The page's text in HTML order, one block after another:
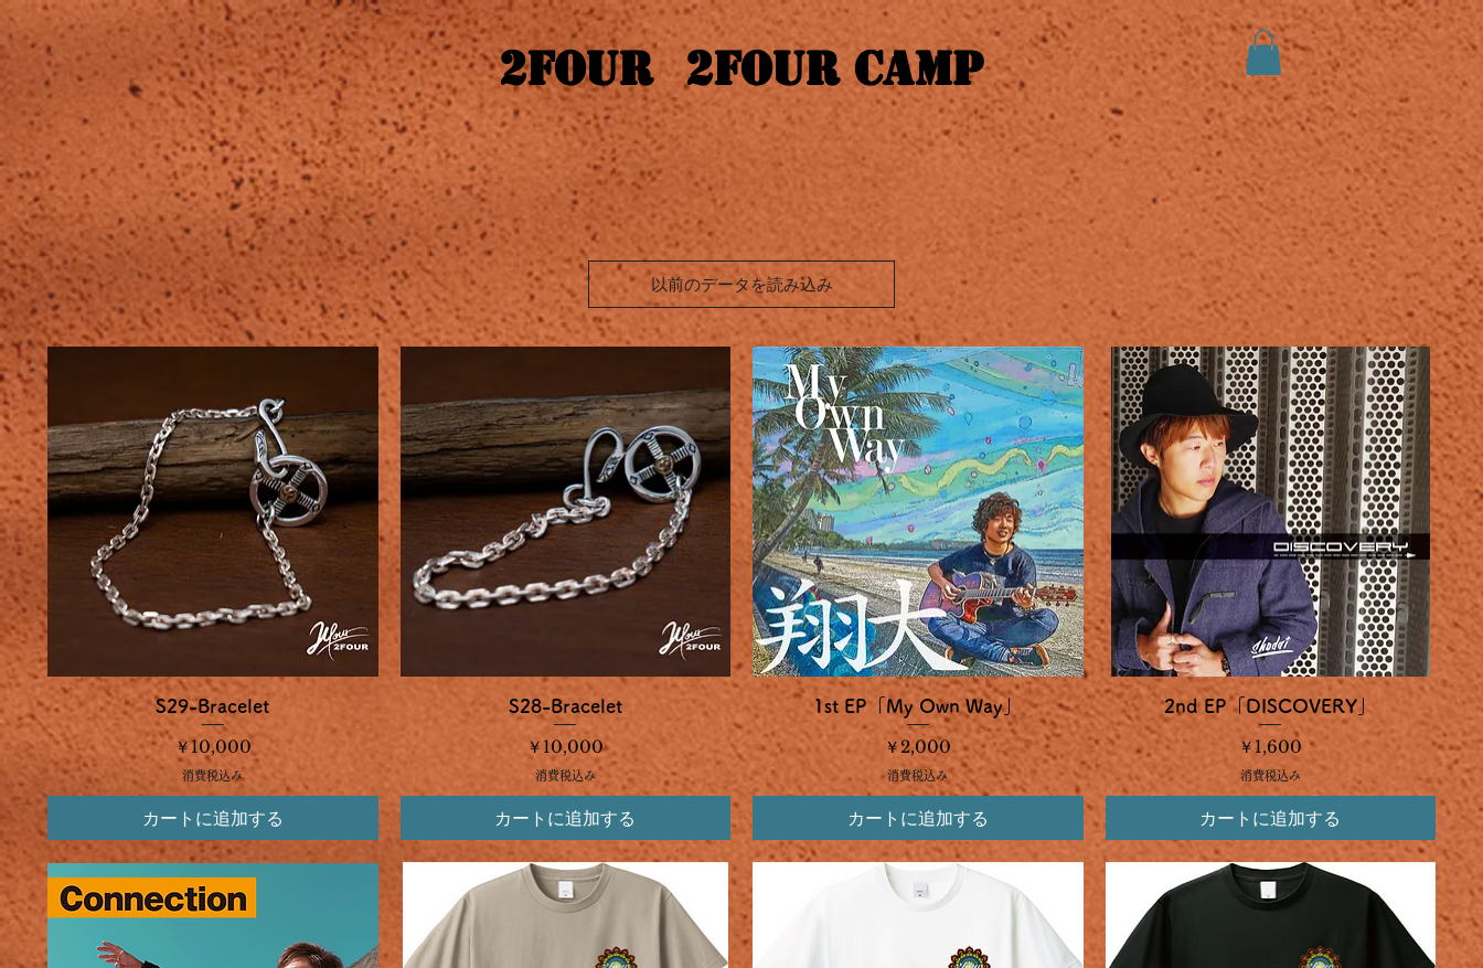
2four 2four Camp
以前のデータを読み込み
クイックビュー
S29-Bracelet
価格
￥10,000
消費税込み
カートに追加する
クイックビュー
S28-Bracelet
価格
￥10,000
消費税込み
カートに追加する
クイックビュー
1st EP「My Own Way」
価格
￥2,000
消費税込み
カートに追加する
クイックビュー
2nd EP「DISCOVERY」
価格
￥1,600
消費税込み
カートに追加する